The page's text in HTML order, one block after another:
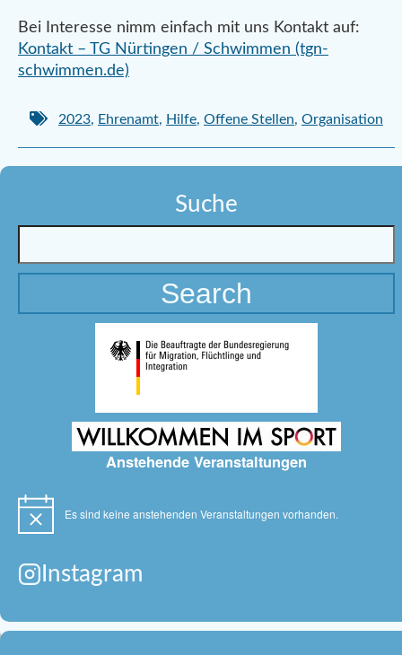
Bei Interesse nimm einfach mit uns Kontakt auf:
Kontakt – TG Nürtingen / Schwimmen (tgn-
schwimmen.de)
2023, Ehrenamt, Hilfe, Offene Stellen, Organisation
Suche
Anstehende Veranstaltungen
Hinweis Es sind keine anstehenden Veranstaltungen vorhanden.
Instagram